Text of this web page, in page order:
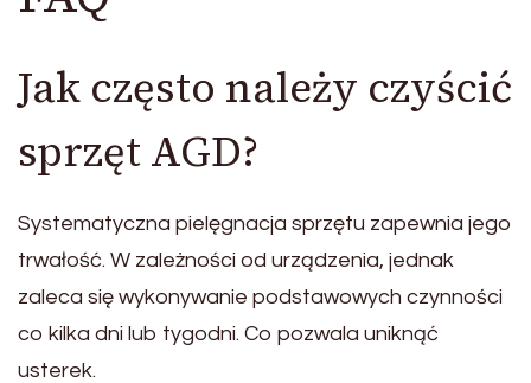
Jak często należy czyścić
sprzęt AGD?
Systematyczna pielęgnacja sprzętu zapewnia jego
trwałość. W zależności od urządzenia, jednak
zaleca się wykonywanie podstawowych czynności
co kilka dni lub tygodni. Co pozwala uniknąć
usterek.